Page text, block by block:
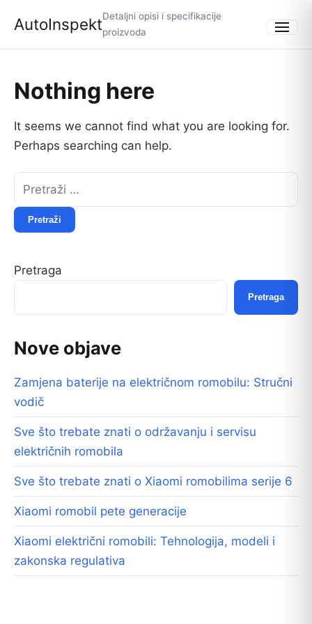
AutoInspektDetaljni opisi i specifikacije
proizvoda
Menu
Nothing here
It seems we cannot find what you are looking for.
Perhaps searching can help.
Pretraga
Pretraga
Nove objave
Zamjena baterije na električnom romobilu: Stručni
vodič
Sve što trebate znati o održavanju i servisu
električnih romobila
Sve što trebate znati o Xiaomi romobilima serije 6
Xiaomi romobil pete generacije
Xiaomi električni romobili: Tehnologija, modeli i
zakonska regulativa